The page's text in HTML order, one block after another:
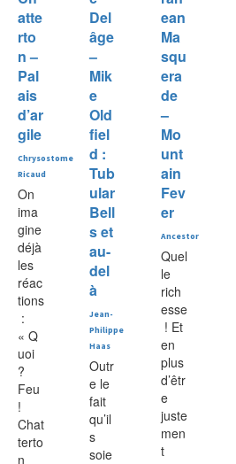
atte
rto
n –
Pal
ais
d’ar
gile
Chrysostome
Ricaud
On
ima
gine
déjà
les
réac
tions
:
« Q
uoi
?
Feu
!
Chat
terto
n
Del
âge
–
Mik
e
Old
fiel
d :
Tub
ular
Bell
s et
au-
del
à
Jean-
Philippe
Haas
Outr
e le
fait
qu’il
s
soie
ean
Ma
squ
era
de
–
Mo
unt
ain
Fev
er
Ancestor
Quel
le
rich
esse
! Et
en
plus
d’êtr
e
juste
men
t